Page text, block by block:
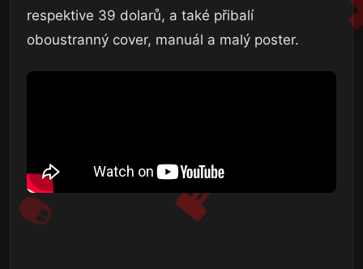
respektive 39 dolarů, a také přibalí
oboustranný cover, manuál a malý poster.